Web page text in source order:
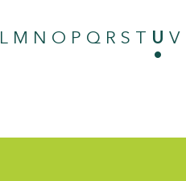
L M N O P Q R S T U V